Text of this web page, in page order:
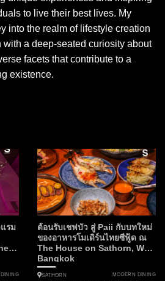
to live their best lives. My
into the realm of lifestyle creation
with a deep-seated curiosity about
facets that contribute to a
existence.
รม
ต้อนรับเชฟบัว สู่ Paii กับบทใหม่
ของอาหารโมเดิร์นไทยซีฟู้ด ณ
The House on Sathorn, W
Bangkok
SATHORN MODERN DINING